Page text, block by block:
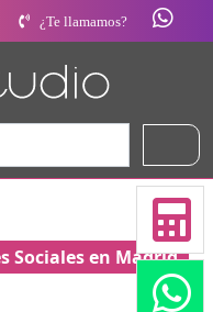
¿Te llamamos?
Sociales en Madrid